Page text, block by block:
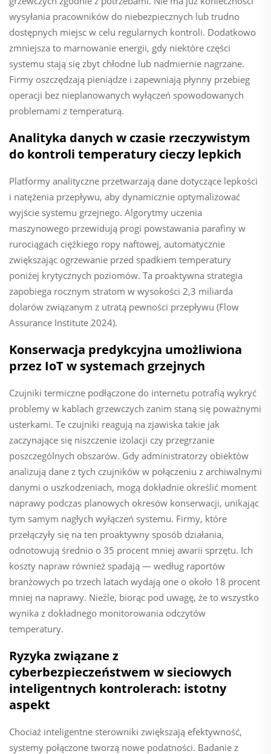
wysyłania pracowników do niebezpiecznych lub trudno
dostępnych miejsc w celu regularnych kontroli. Dodatkowo
zmniejsza to marnowanie energii, gdy niektóre części
systemu stają się zbyt chłodne lub nadmiernie nagrzane.
Firmy oszczędzają pieniądze i zapewniają płynny przebieg
operacji bez nieplanowanych wyłączeń spowodowanych
problemami z temperaturą.
Analityka danych w czasie rzeczywistym
do kontroli temperatury cieczy lepkich
Platformy analityczne przetwarzają dane dotyczące lepkości
i natężenia przepływu, aby dynamicznie optymalizować
wyjście systemu grzejnego. Algorytmy uczenia
maszynowego przewidują progi powstawania parafiny w
rurociągach ciężkiego ropy naftowej, automatycznie
zwiększając ogrzewanie przed spadkiem temperatury
poniżej krytycznych poziomów. Ta proaktywna strategia
zapobiega rocznym stratom w wysokości 2,3 miliarda
dolarów związanym z utratą pewności przepływu (Flow
Assurance Institute 2024).
Konserwacja predykcyjna umożliwiona
przez IoT w systemach grzejnych
Czujniki termiczne podłączone do internetu potrafią wykryć
problemy w kablach grzewczych zanim staną się poważnymi
usterkami. Te czujniki reagują na zjawiska takie jak
zaczynające się niszczenie izolacji czy przegrzanie
poszczególnych obszarów. Gdy administratorzy obiektów
analizują dane z tych czujników w połączeniu z archiwalnymi
danymi o uszkodzeniach, mogą dokładnie określić moment
naprawy podczas planowych okresów konserwacji, unikając
tym samym nagłych wyłączeń systemu. Firmy, które
przełączyły się na ten proaktywny sposób działania,
odnotowują średnio o 35 procent mniej awarii sprzętu. Ich
koszty napraw również spadają — według raportów
branżowych po trzech latach wydają one o około 18 procent
mniej na naprawy. Nieźle, biorąc pod uwagę, że to wszystko
wynika z dokładnego monitorowania odczytów
temperatury.
Ryzyka związane z
cyberbezpieczeństwem w sieciowych
inteligentnych kontrolerach: istotny
aspekt
Chociaż inteligentne sterowniki zwiększają efektywność,
systemy połączone tworzą nowe podatności. Badanie z